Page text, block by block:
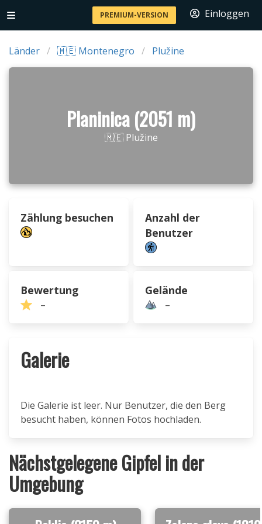
PREMIUM-VERSION Einloggen
Länder 🇲🇪 Montenegro Plužine
Planinica (2051 m)
🇲🇪 Plužine
Zählung besuchen
Anzahl der
Benutzer
Bewertung
–
Gelände
–
Galerie
Die Galerie ist leer. Nur Benutzer, die den Berg
besucht haben, können Fotos hochladen.
Nächstgelegene Gipfel in der
Umgebung